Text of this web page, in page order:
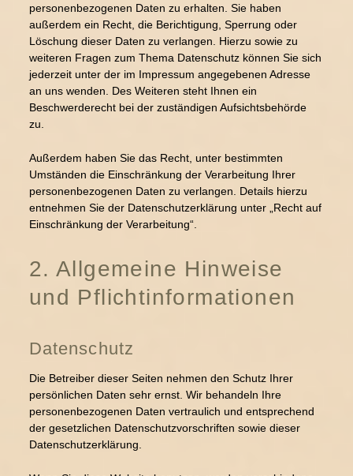
personenbezogenen Daten zu erhalten. Sie haben
außerdem ein Recht, die Berichtigung, Sperrung oder
Löschung dieser Daten zu verlangen. Hierzu sowie zu
weiteren Fragen zum Thema Datenschutz können Sie sich
jederzeit unter der im Impressum angegebenen Adresse
an uns wenden. Des Weiteren steht Ihnen ein
Beschwerderecht bei der zuständigen Aufsichtsbehörde
zu.
Außerdem haben Sie das Recht, unter bestimmten
Umständen die Einschränkung der Verarbeitung Ihrer
personenbezogenen Daten zu verlangen. Details hierzu
entnehmen Sie der Datenschutzerklärung unter „Recht auf
Einschränkung der Verarbeitung“.
2. Allgemeine Hinweise
und Pflichtinformationen
Datenschutz
Die Betreiber dieser Seiten nehmen den Schutz Ihrer
persönlichen Daten sehr ernst. Wir behandeln Ihre
personenbezogenen Daten vertraulich und entsprechend
der gesetzlichen Datenschutzvorschriften sowie dieser
Datenschutzerklärung.